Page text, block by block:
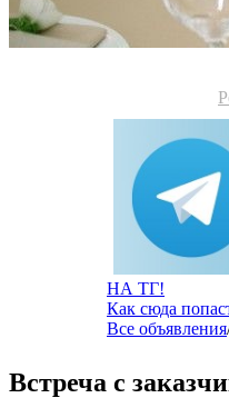
НА ТГ!
Как сюда
Все объявления
Встреча с